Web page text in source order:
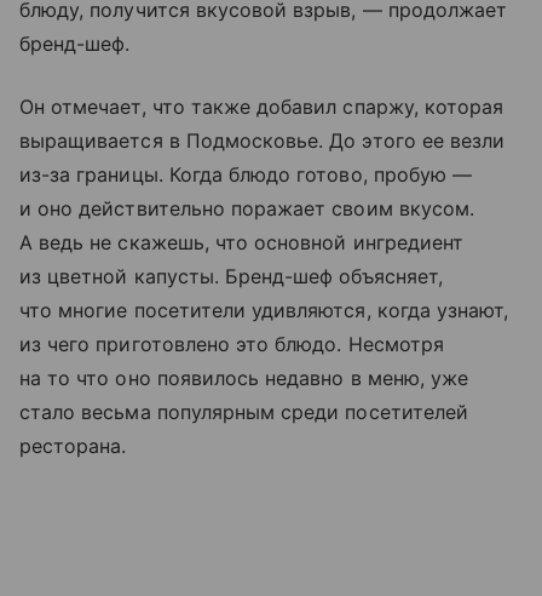
блюду, получится вкусовой взрыв, — продолжает
бренд-шеф.
Он отмечает, что также добавил спаржу, которая
выращивается в Подмосковье. До этого ее везли
из-за границы. Когда блюдо готово, пробую —
и оно действительно поражает своим вкусом.
А ведь не скажешь, что основной ингредиент
из цветной капусты. Бренд-шеф объясняет,
что многие посетители удивляются, когда узнают,
из чего приготовлено это блюдо. Несмотря
на то что оно появилось недавно в меню, уже
стало весьма популярным среди посетителей
ресторана.